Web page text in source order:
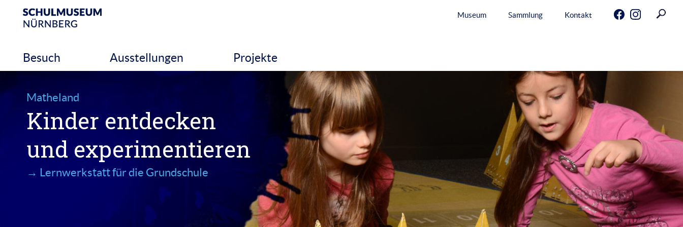
Menu
Museum Sammlung Kontakt
Besuch Ausstellungen Projekte
Matheland
Kinder entdecken
und experimentieren
→ Lernwerkstatt für die Grundschule